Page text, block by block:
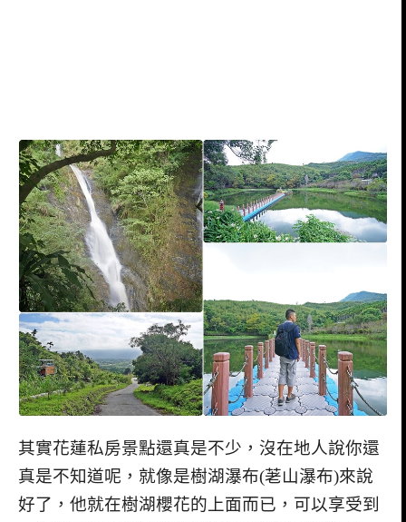
其實花蓮私房景點還真是不少，沒在地人說你還
真是不知道呢，就像是樹湖瀑布(荖山瀑布)來說
好了，他就在樹湖櫻花的上面而已，可以享受到